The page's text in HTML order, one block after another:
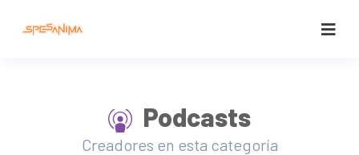
Podcasts
Creadores en esta categoría